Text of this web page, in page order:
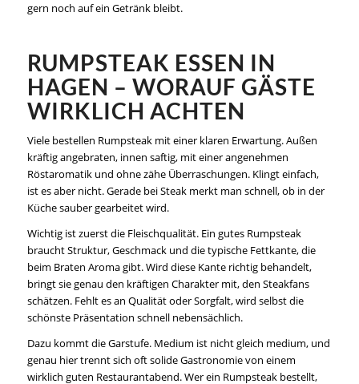
gern noch auf ein Getränk bleibt.
RUMPSTEAK ESSEN IN
HAGEN – WORAUF GÄSTE
WIRKLICH ACHTEN
Viele bestellen Rumpsteak mit einer klaren Erwartung. Außen
kräftig angebraten, innen saftig, mit einer angenehmen
Röstaromatik und ohne zähe Überraschungen. Klingt einfach,
ist es aber nicht. Gerade bei Steak merkt man schnell, ob in der
Küche sauber gearbeitet wird.
Wichtig ist zuerst die Fleischqualität. Ein gutes Rumpsteak
braucht Struktur, Geschmack und die typische Fettkante, die
beim Braten Aroma gibt. Wird diese Kante richtig behandelt,
bringt sie genau den kräftigen Charakter mit, den Steakfans
schätzen. Fehlt es an Qualität oder Sorgfalt, wird selbst die
schönste Präsentation schnell nebensächlich.
Dazu kommt die Garstufe. Medium ist nicht gleich medium, und
genau hier trennt sich oft solide Gastronomie von einem
wirklich guten Restaurantabend. Wer ein Rumpsteak bestellt,